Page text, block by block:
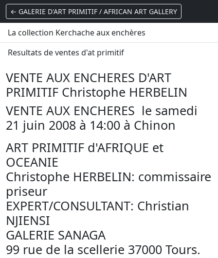
← GALERIE D'ART PRIMITIF / AFRICAN ART GALLERY
La collection Kerchache aux enchères
Resultats de ventes d'at primitif
VENTE AUX ENCHERES D'ART
PRIMITIF Christophe HERBELIN
VENTE AUX ENCHERES le samedi
21 juin 2008 à 14:00 à Chinon
ART PRIMITIF d'AFRIQUE et
OCEANIE
Christophe HERBELIN: commissaire
priseur
EXPERT/CONSULTANT: Christian
NJIENSI
GALERIE SANAGA
99 rue de la scellerie 37000 Tours.